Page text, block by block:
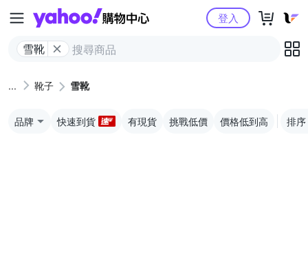
Yahoo購物中心
雪靴
登入
靴子 雪靴
品牌 快速到貨 有現貨 挑戰低價 價格低到高 排序